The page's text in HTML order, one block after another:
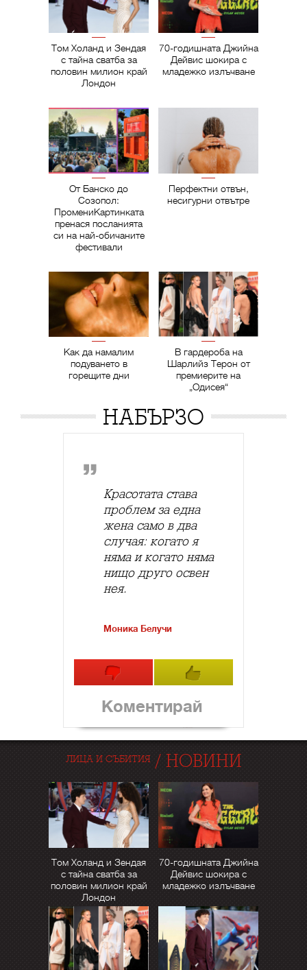
Том Холанд и Зендая
с тайна сватба за
половин милион край
Лондон
70-годишната Джийна
Дейвис шокира с
младежко излъчване
От Банско до
Созопол:
ПромениКартинката
пренася посланията
си на най-обичаните
фестивали
Перфектни отвън,
несигурни отвътре
Как да намалим
подуването в
горещите дни
В гардероба на
Шарлийз Терон от
премиерите на
„Одисея“
НАБЪРЗО
Красотата става
проблем за една
жена само в два
случая: когато я
няма и когато няма
нищо друго освен
нея.
Моника Белучи
Коментирай
ЛИЦА И СЪБИТИЯ/ НОВИНИ
Том Холанд и Зендая
с тайна сватба за
половин милион край
Лондон
70-годишната Джийна
Дейвис шокира с
младежко излъчване